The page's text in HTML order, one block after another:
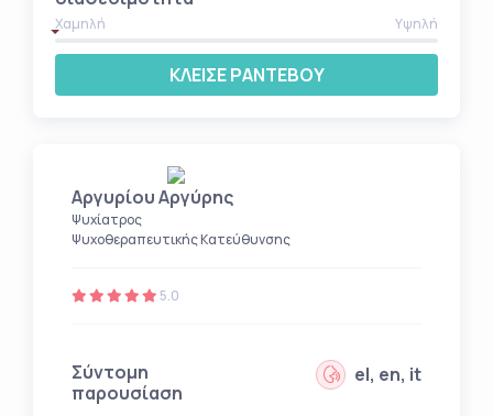
ΚΛΕΙΣΕ ΡΑΝΤΕΒΟΥ
Χαμηλή Υψηλή
Αργυρίου Αργύρης
Ψυχίατρος
Ψυχοθεραπευτικής Κατεύθυνσης
5.0
Σύντομη
παρουσίαση
el, en, it